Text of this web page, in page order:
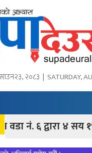
२३,२०८३ | SATURDAY,
नं. ६ द्वारा ४ सय १९